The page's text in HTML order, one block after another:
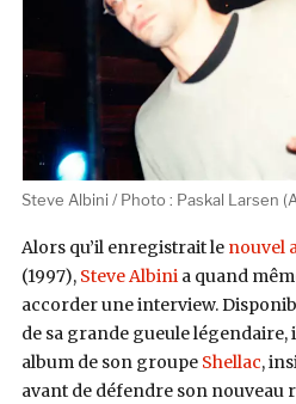
Steve Albini / Photo : Paskal Larsen
Alors qu’il enregistrait le nouvel
(1997), Steve Albinia quand
accorder une interview.
de sa grande gueule
album de son groupe Shellac,
avant de défendre son nouveau